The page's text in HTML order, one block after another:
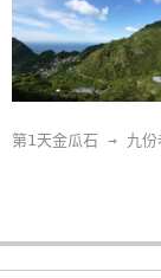
第1天金瓜石 → 九